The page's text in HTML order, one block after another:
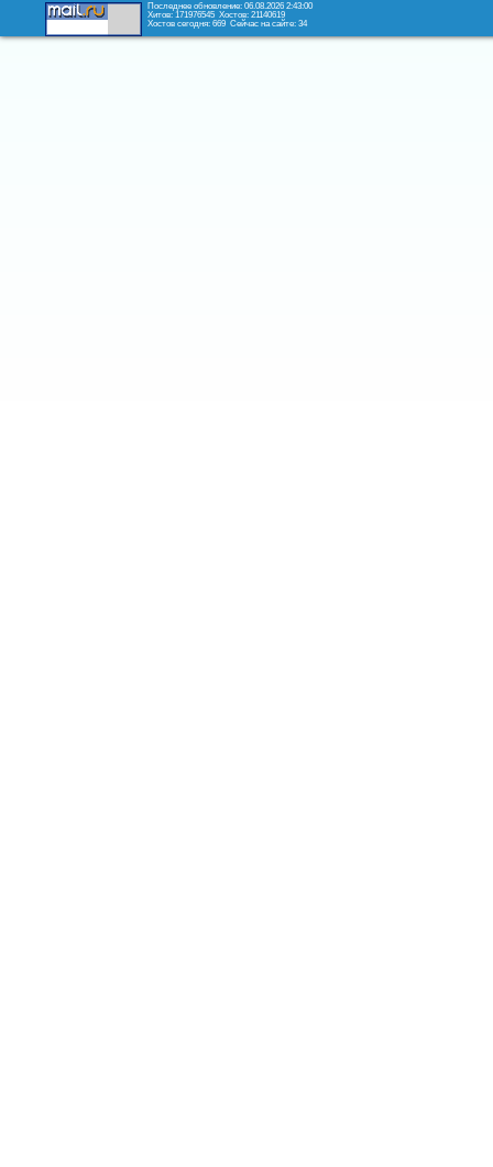
Последнее обновление: 06.08.2026 2:43:00
Хитов: 171976545 Хостов: 21140619
Хостов сегодня: 669 Сейчас на сайте: 34